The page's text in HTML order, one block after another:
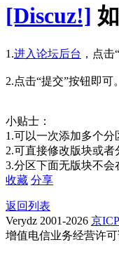
[Discuz!]
1.进入论坛后台 ，点
2.点击“提交”按钮即可。
小贴士：
1.可以一次添加多个分
2.可直接修改版块或者
3.分区下面无版块不会
收藏 分享
返回列表
Verydz 2001-2026 京
增值电信业务经营许可